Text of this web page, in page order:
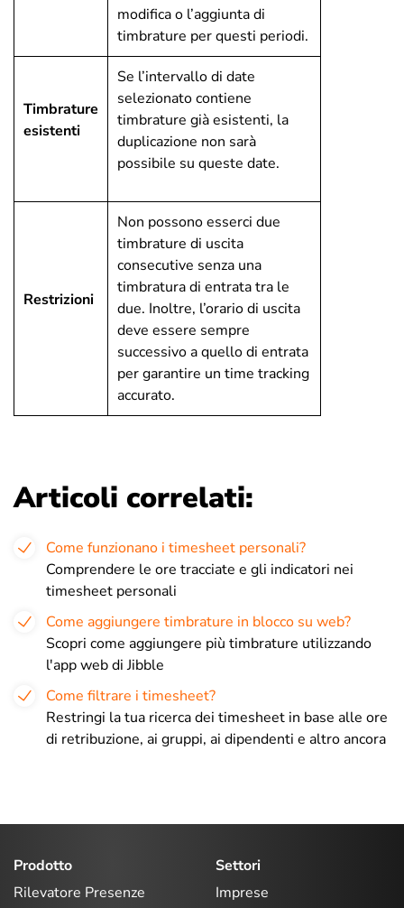
modifica o l’aggiunta di
timbrature per questi periodi.
Timbrature
esistenti
Se l’intervallo di date
selezionato contiene
timbrature già esistenti, la
duplicazione non sarà
possibile su queste date.
Restrizioni
Non possono esserci due
timbrature di uscita
consecutive senza una
timbratura di entrata tra le
due. Inoltre, l’orario di uscita
deve essere sempre
successivo a quello di entrata
per garantire un time tracking
accurato.
Articoli correlati:
Come funzionano i timesheet personali?
Comprendere le ore tracciate e gli indicatori nei
timesheet personali
Come aggiungere timbrature in blocco su web?
Scopri come aggiungere più timbrature utilizzando
l'app web di Jibble
Come filtrare i timesheet?
Restringi la tua ricerca dei timesheet in base alle ore
di retribuzione, ai gruppi, ai dipendenti e altro ancora
Prodotto
Rilevatore Presenze
Settori
Imprese